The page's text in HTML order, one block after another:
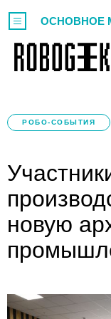
ОСНОВНОЕ
РОБО-СОБЫТИЯ
новую